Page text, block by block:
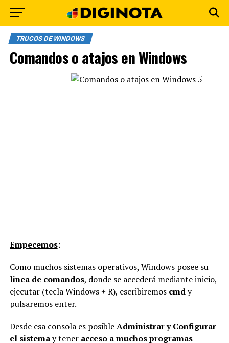
TRUCOS DE WINDOWS
Comandos o atajos en Windows
Empecemos:
Como muchos sistemas operativos, Windows posee su
linea de comandos, donde se accederá mediante inicio,
ejecutar (tecla Windows + R), escribiremos cmdy
pulsaremos enter.
Desde esa consola es posibleAdministrar y Configurar
el sistemay tener acceso a muchos programas